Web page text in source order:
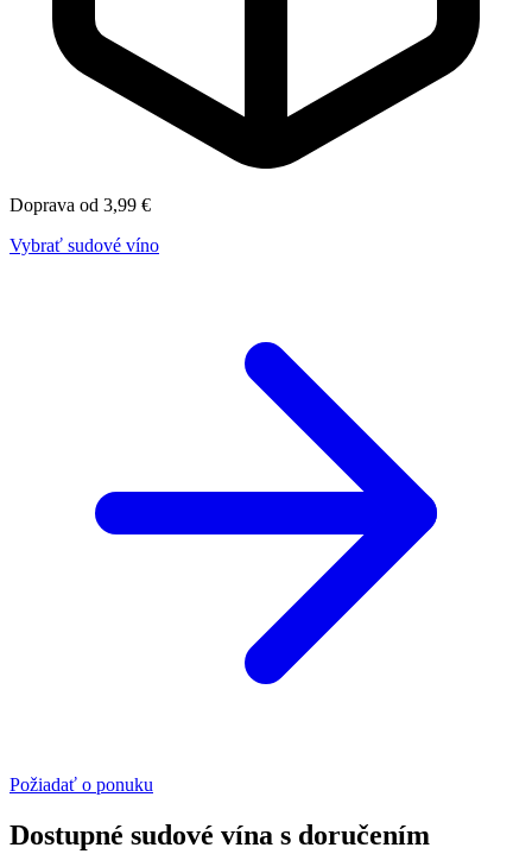
Doprava od 3,99 €
Vybrať sudové víno
Požiadať o ponuku
Dostupné sudové vína s doručením